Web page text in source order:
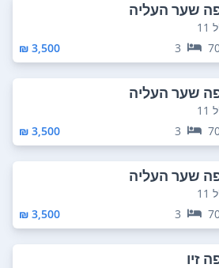
שער העליה
3
3,500 ₪
שער העליה
3
3,500 ₪
שער העליה
3
3,500 ₪
זיו